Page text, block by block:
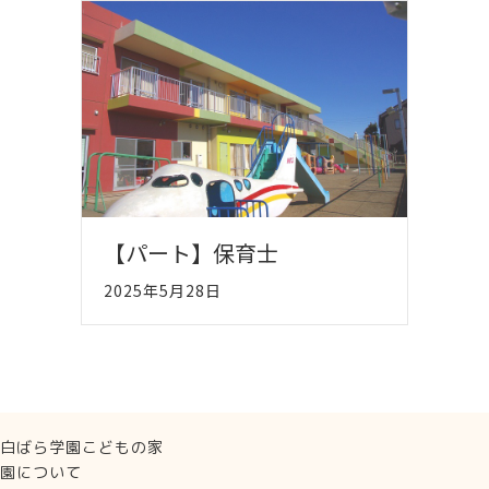
【パート】保育士
2025年5月28日
白ばら学園こどもの家
園について